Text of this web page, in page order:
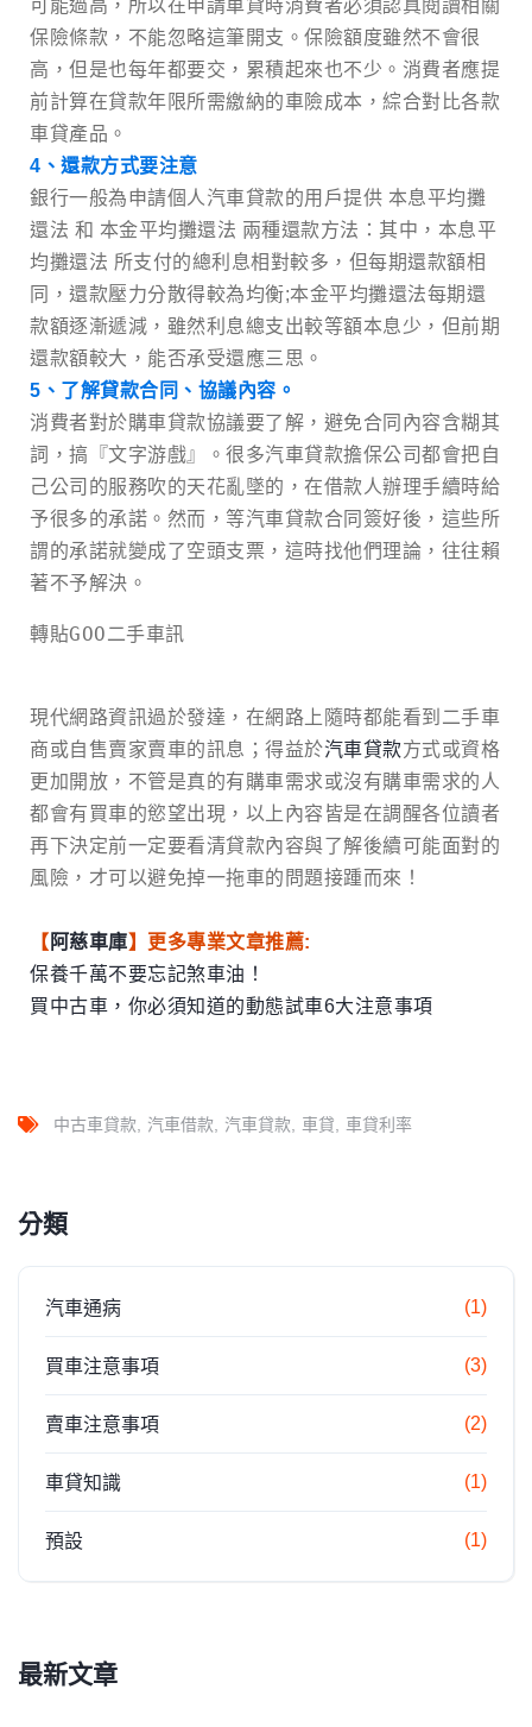
可能過高，所以在申請車貸時消費者必須認真閱讀相關
保險條款，不能忽略這筆開支。保險額度雖然不會很
高，但是也每年都要交，累積起來也不少。消費者應提
前計算在貸款年限所需繳納的車險成本，綜合對比各款
車貸產品。
4、還款方式要注意
銀行一般為申請個人汽車貸款的用戶提供 本息平均攤
還法 和 本金平均攤還法 兩種還款方法：其中，本息平
均攤還法 所支付的總利息相對較多，但每期還款額相
同，還款壓力分散得較為均衡;本金平均攤還法每期還
款額逐漸遞減，雖然利息總支出較等額本息少，但前期
還款額較大，能否承受還應三思。
5、了解貸款合同、協議內容。
消費者對於購車貸款協議要了解，避免合同內容含糊其
詞，搞『文字游戲』。很多汽車貸款擔保公司都會把自
己公司的服務吹的天花亂墜的，在借款人辦理手續時給
予很多的承諾。然而，等汽車貸款合同簽好後，這些所
謂的承諾就變成了空頭支票，這時找他們理論，往往賴
著不予解決。
轉貼GOO二手車訊
現代網路資訊過於發達，在網路上隨時都能看到二手車
商或自售賣家賣車的訊息；得益於汽車貸款方式或資格
更加開放，不管是真的有購車需求或沒有購車需求的人
都會有買車的慾望出現，以上內容皆是在調醒各位讀者
再下決定前一定要看清貸款內容與了解後續可能面對的
風險，才可以避免掉一拖車的問題接踵而來！
【 阿慈車庫】更多專業文章推薦:
保養千萬不要忘記煞車油！
買中古車，你必須知道的動態試車6大注意事項
中古車貸款 汽車借款 汽車貸款 車貸 車貸利率
分類
汽車通病 (1)
買車注意事項 (3)
賣車注意事項 (2)
車貸知識 (1)
預設 (1)
最新文章